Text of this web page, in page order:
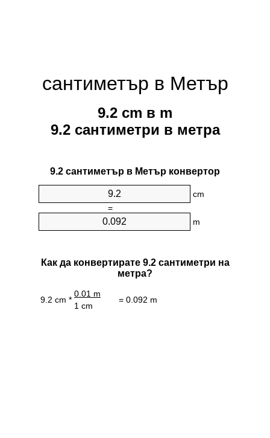
сантиметър в Метър
9.2 cm в m
9.2 сантиметри в метра
9.2 сантиметър в Метър конвертор
cm
=
m
Как да конвертирате 9.2 сантиметри на
метра?
9.2 cm *
0.01 m
= 0.092 m
1 cm